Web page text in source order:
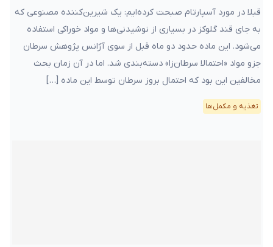
قبلا در مورد آسپارتام صبحت کرده‌ایم: یک شیرین‌کننده مصنوعی که
به جای قند گلوکز در بسیاری از نوشیدنی‌ها و مواد خوراکی استفاده
می‌شود. این ماده حدود دو ماه قبل از سوی آژانس پژوهش سرطان
جزو مواد «احتمالا سرطان‌زا» دسته‌بندی شد. اما در آن زمان بحث
مخالفین این بود که احتمال بروز سرطان توسط این ماده […]
تغذیه و مکمل‌ها